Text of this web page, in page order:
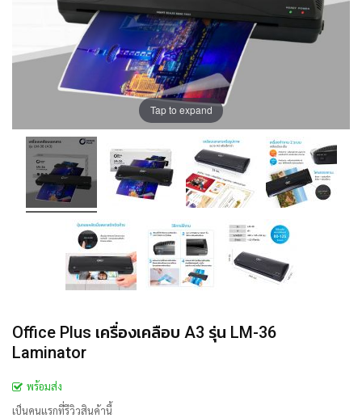
Office Plus เครื่องเคลือบ A3 รุ่น LM-36
Laminator
พร้อมส่ง
เป็นคนแรกที่รีวิวสินค้านี้
Tap to expand